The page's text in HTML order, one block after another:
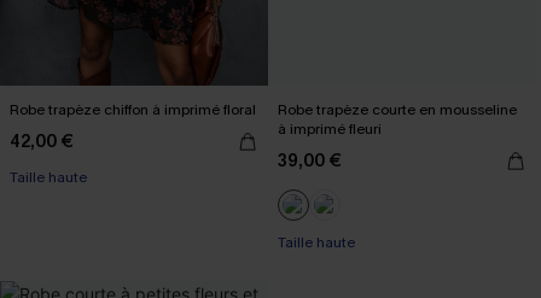
Robe trapèze chiffon à imprimé floral
42,00 €
Taille haute
Robe trapèze courte en mousseline
à imprimé fleuri
39,00 €
Taille haute